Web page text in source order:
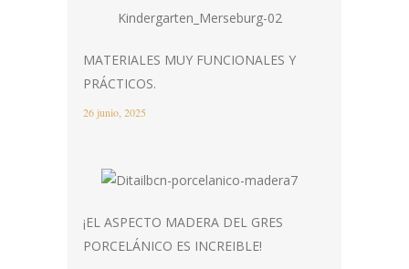
MATERIALES MUY FUNCIONALES Y
PRÁCTICOS.
26 junio, 2025
¡EL ASPECTO MADERA DEL GRES
PORCELÁNICO ES INCREIBLE!